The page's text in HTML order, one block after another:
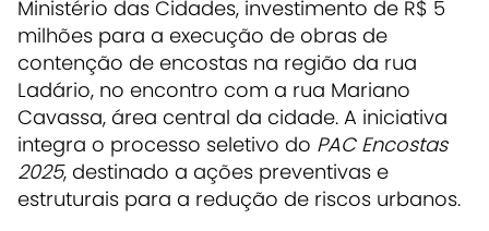
Ministério das Cidades, investimento de R$ 5
milhões para a execução de obras de
contenção de encostas na região da rua
Ladário, no encontro com a rua Mariano
Cavassa, área central da cidade. A iniciativa
integra o processo seletivo do PAC Encostas
2025, destinado a ações preventivas e
estruturais para a redução de riscos urbanos.